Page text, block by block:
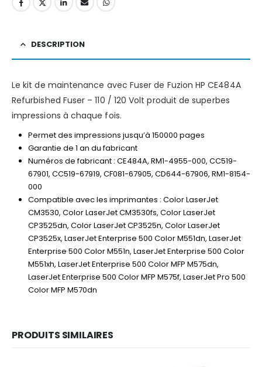
DESCRIPTION
Le kit de maintenance avec Fuser de Fuzion HP CE484A
Refurbished Fuser – 110 / 120 Volt produit de superbes
impressions à chaque fois.
Permet des impressions jusqu’à 150000 pages
Garantie de 1 an du fabricant
Numéros de fabricant : CE484A, RM1-4955-000, CC519-
67901, CC519-67919, CF081-67905, CD644-67906, RM1-8154-
000
Compatible avec les imprimantes : Color LaserJet
CM3530, Color LaserJet CM3530fs, Color LaserJet
CP3525dn, Color LaserJet CP3525n, Color LaserJet
CP3525x, LaserJet Enterprise 500 Color M551dn, LaserJet
Enterprise 500 Color M551n, LaserJet Enterprise 500 Color
M551xh, LaserJet Enterprise 500 Color MFP M575dn,
LaserJet Enterprise 500 Color MFP M575f, LaserJet Pro 500
Color MFP M570dn
PRODUITS SIMILAIRES